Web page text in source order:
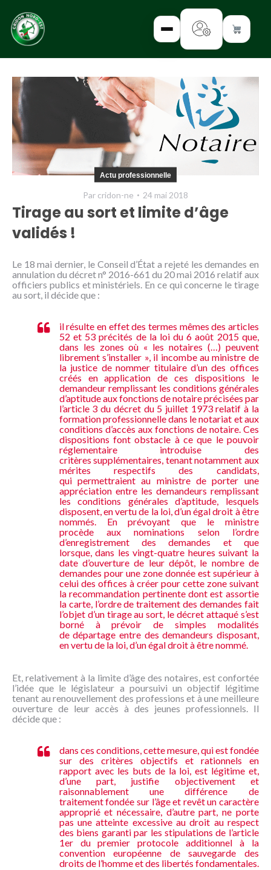
✕
INTERROGEZ-
NOUS
FORMEZ-
VOUS
INFORMEZ-
VOUS
NOUS
CONNAÎTRE
Actu professionnelle
Par cridon-ne 24 mai 2018
Tirage au sort et limite d’âge
validés !
Le 18 mai dernier, le Conseil d’État a rejeté les demandes en
annulation du décret n° 2016-661 du 20 mai 2016 relatif aux
officiers publics et ministériels. En ce qui concerne le tirage
au sort, il décide que :
il résulte en effet des termes mêmes des articles
52 et 53 précités de la loi du 6 août 2015 que,
dans les zones où « les notaires (…) peuvent
librement s’installer », il incombe au ministre de
la justice de nommer titulaire d’un des offices
créés en application de ces dispositions le
demandeur remplissant les conditions générales
d’aptitude aux fonctions de notaire précisées par
l’article 3 du décret du 5 juillet 1973 relatif à la
formation professionnelle dans le notariat et aux
conditions d’accès aux fonctions de notaire. Ces
dispositions font obstacle à ce que le pouvoir
réglementaire introduise des
critères supplémentaires, tenant notamment aux
mérites respectifs des candidats,
qui permettraient au ministre de porter une
appréciation entre les demandeurs remplissant
les conditions générales d’aptitude, lesquels
disposent, en vertu de la loi, d’un égal droit à être
nommés. En prévoyant que le ministre
procède aux nominations selon l’ordre
d’enregistrement des demandes et que
lorsque, dans les vingt-quatre heures suivant la
date d’ouverture de leur dépôt, le nombre de
demandes pour une zone donnée est supérieur à
celui des offices à créer pour cette zone suivant
la recommandation pertinente dont est assortie
la carte, l’ordre de traitement des demandes fait
l’objet d’un tirage au sort, le décret attaqué s’est
borné à prévoir de simples modalités
de départage entre des demandeurs disposant,
en vertu de la loi, d’un égal droit à être nommé.
Et, relativement à la limite d’âge des notaires, est confortée
l’idée que le législateur a poursuivi un objectif légitime
tenant au renouvellement des professions et à une meilleure
ouverture de leur accès à des jeunes professionnels. Il
décide que :
dans ces conditions, cette mesure, qui est fondée
sur des critères objectifs et rationnels en
rapport avec les buts de la loi, est légitime et,
d’une part, justifie objectivement et
raisonnablement une différence de
traitement fondée sur l’âge et revêt un caractère
approprié et nécessaire, d’autre part, ne porte
pas une atteinte excessive au droit au respect
des biens garanti par les stipulations de l’article
1er du premier protocole additionnel à la
convention européenne de sauvegarde des
droits de l’homme et des libertés fondamentales.